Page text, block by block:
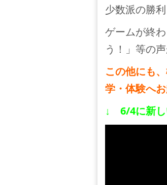
少数派の勝利
ゲームが終
う！」等の
この他にも
学・体験へお
↓ 6/4に新し